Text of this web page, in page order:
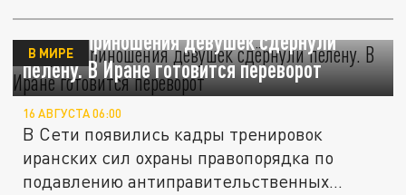
Жертвоприношения девушек сдёрнули
пелену. В Иране готовится переворот
В МИРЕ
16 АВГУСТА 06:00
В Сети появились кадры тренировок
иранских сил охраны правопорядка по
подавлению антиправительственных...